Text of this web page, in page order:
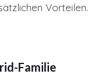
Vorteilen.
Familie